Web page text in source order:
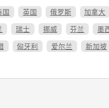
国 英国 俄罗斯 加拿大
瑞士 挪威 芬兰 墨
匈牙利 爱尔兰 新加坡